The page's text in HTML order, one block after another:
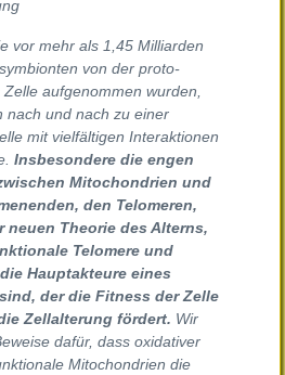
vor mehr als 1,45 Milliarden
von der proto-
aufgenommen wurden,
nach und nach zu einer
mit vielfältigen Interaktionen
Insbesondere die engen
Mitochondrien und
den Telomeren,
neuen Theorie des Alterns,
Telomere und
Hauptakteure eines
der die Fitness der Zelle
Zellalterung fördert. Wir
dafür, dass oxidativer
Mitochondrien die